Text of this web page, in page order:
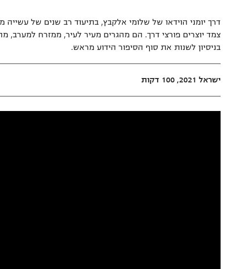
דרך יומני הוידאו של שלומי אלקבץ, בתיעוד רב שנים של עשייה
צמד יוצרים פורצי דרך. הם מהגרים מעיר לעיר, ממזרח למערב,
בניסיון לשנות את סוף הסיפור הידוע מראש.
ישראל 2021, 100 דקות